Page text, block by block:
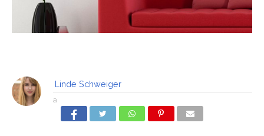
Linde Schweiger
a